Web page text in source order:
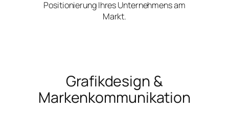
Positionierung Ihres Unternehmens am
Markt.
Grafikdesign &
Markenkommunikation